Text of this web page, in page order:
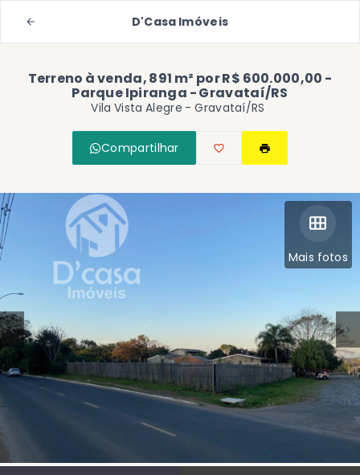
D'Casa Imóveis
Terreno à venda, 891 m² por R$ 600.000,00 -
Parque Ipiranga - Gravataí/RS
Vila Vista Alegre - Gravataí/RS
Compartilhar
Mais fotos